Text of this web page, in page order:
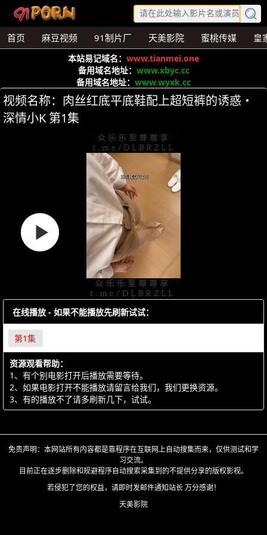
首页 麻豆视频 91制片厂 天美影院 蜜桃传媒 皇
本站易记域名： www.tianmei.one
备用域名地址： www.xbyc.cc
备用域名地址： www.wyxk.cc
视频名称：肉丝红底平底鞋配上超短裤的诱惑・
深情小K 第1集
在线播放 - 如果不能播放先刷新试试：
第1集
资源观看帮助：
1、有个别电影打开后播放需要等待。
2、如果电影打开不能播放请留言给我们，我们更换资源。
3、有的播放不了请多刷新几下，试试。
免责声明：本网站所有内容都是靠程序在互联网上自动搜集而来，仅供测试和学
习交流。
目前正在逐步删除和规避程序自动搜索采集到的不提供分享的版权影视。
若侵犯了您的权益，请即时发邮件通知站长 万分感谢！
天美影院